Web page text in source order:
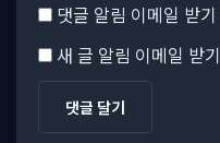
댓글 알림 이메일 받기
새 글 알림 이메일 받기